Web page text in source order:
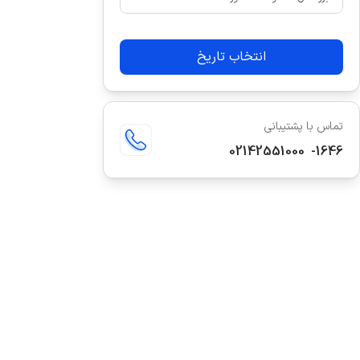
انتخاب تاریخ
تماس با پشتیبانی
02142551000 -1646